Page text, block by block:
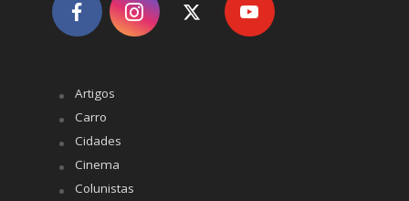
Artigos
Carro
Cidades
Cinema
Colunistas